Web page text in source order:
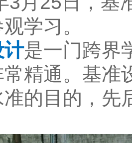
博
博
学习。
计是一门跨界
精通。基准
的目的，先